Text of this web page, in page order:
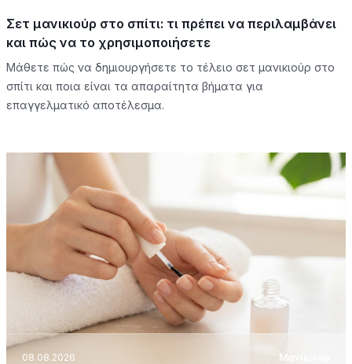
Σετ μανικιούρ στο σπίτι: τι πρέπει να περιλαμβάνει
και πώς να το χρησιμοποιήσετε
Μάθετε πώς να δημιουργήσετε το τέλειο σετ μανικιούρ στο
σπίτι και ποια είναι τα απαραίτητα βήματα για
επαγγελματικό αποτέλεσμα.
08.08.2026 Μανικιούρ